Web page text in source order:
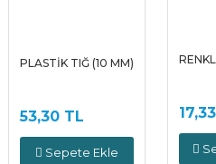
PLASTİK TIĞ (10 MM)
53,30 TL
Sepete Ekle